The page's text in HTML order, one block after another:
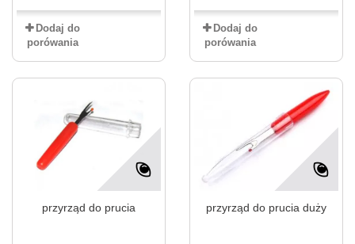
Dodaj do
porówania
Dodaj do
porówania
przyrząd do prucia przyrząd do prucia duży